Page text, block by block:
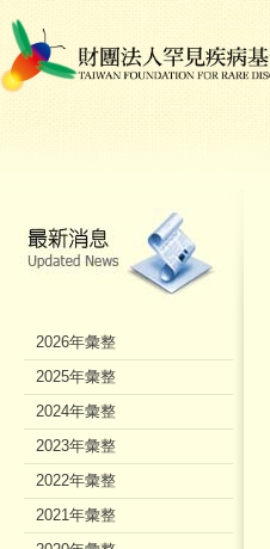
2026年彙整
2025年彙整
2024年彙整
2023年彙整
2022年彙整
2021年彙整